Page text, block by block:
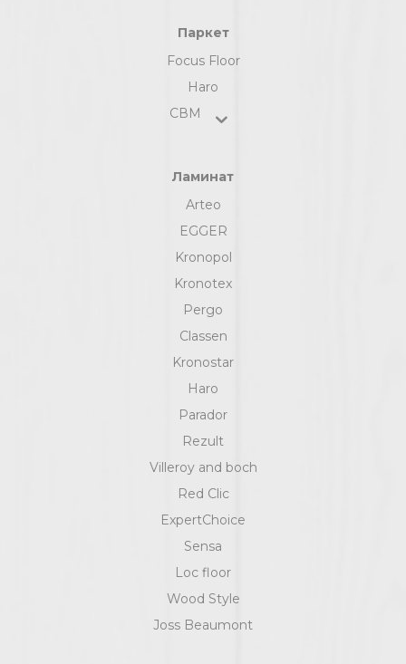
Паркет
Focus Floor
Haro
СВМ
Ламинат
Arteo
EGGER
Kronopol
Kronotex
Pergo
Classen
Kronostar
Haro
Parador
Rezult
Villeroy and boch
Red Clic
ExpertChoice
Sensa
Loc floor
Wood Style
Joss Beaumont